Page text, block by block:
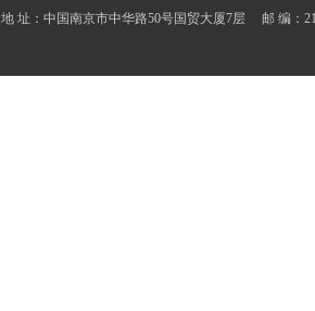
地 址：中国南京市中华路50号国贸大厦7层 邮 编：